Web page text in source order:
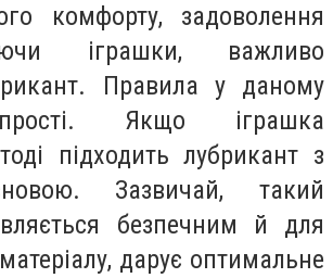
комфорту, задоволення
іграшки, важливо
Правила у даному
Якщо іграшка
підходить лубрикант з
Зазвичай, такий
безпечним й для
дарує оптимальне